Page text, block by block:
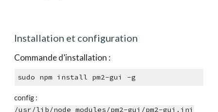
Installation et configuration
Commande d’installation :
sudo npm install pm2-gui -g
config :
/usr/lib/node_modules/pm2-gui/pm2-gui.ini